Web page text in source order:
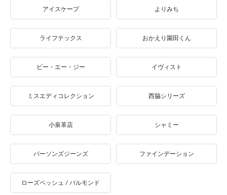
アイスケープ よりみち
ライフテックス おかえり園田くん
ビー・エー・ジー イヴィスト
ミスエディコレクション 西脇シリーズ
小泉革店 シャミー
パーソンズジーンズ ファインデーション
ローズペッシュ / パルモンド